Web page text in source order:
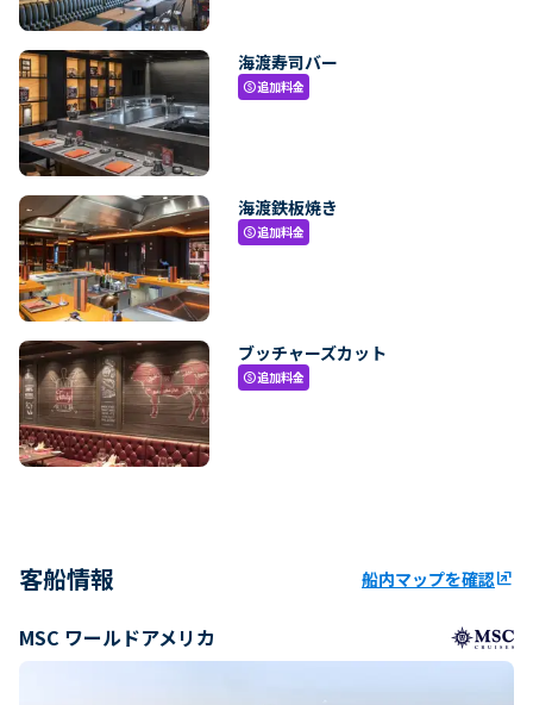
海渡寿司バー
paid追加料金
海渡鉄板焼き
paid追加料金
ブッチャーズカット
paid追加料金
客船情報 船内マップを確認ungroup
MSC ワールドアメリカ